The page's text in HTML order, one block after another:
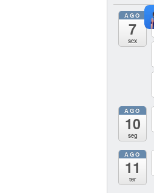
AGO
7
sex
AGO
10
seg
AGO
11
ter